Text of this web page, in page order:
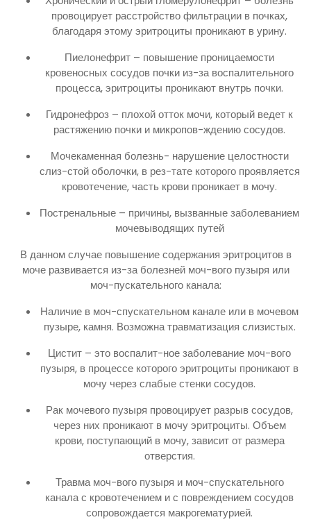
провоцирует расстройство фильтрации в почках,
благодаря этому эритроциты проникают в урину.
Пиелонефрит – повышение проницаемости
кровеносных сосудов почки из-за воспалительного
процесса, эритроциты проникают внутрь почки.
Гидронефроз – плохой отток мочи, который ведет к
растяжению почки и микропов-ждению сосудов.
Мочекаменная болезнь- нарушение целостности
слиз-стой оболочки, в рез-тате которого проявляется
кровотечение, часть крови проникает в мочу.
Постренальные – причины, вызванные заболеванием
мочевыводящих путей
В данном случае повышение содержания эритроцитов в
моче развивается из-за болезней моч-вого пузыря или
моч-пускательного канала:
Наличие в моч-спускательном канале или в мочевом
пузыре, камня. Возможна травматизация слизистых.
Цистит – это воспалит-ное заболевание моч-вого
пузыря, в процессе которого эритроциты проникают в
мочу через слабые стенки сосудов.
Рак мочевого пузыря провоцирует разрыв сосудов,
через них проникают в мочу эритроциты. Объем
крови, поступающий в мочу, зависит от размера
отверстия.
Травма моч-вого пузыря и моч-спускательного
канала с кровотечением и с повреждением сосудов
сопровождается макрогематурией.